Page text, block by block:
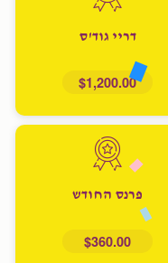
דריי גוד'ס
$1,200.00
פרנס החודש
$360.00